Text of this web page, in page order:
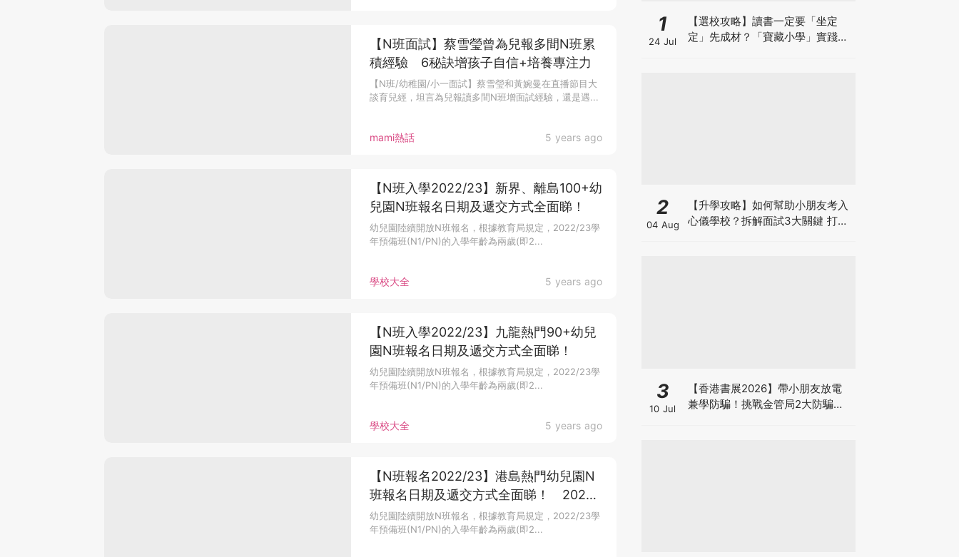
mami熱話 5 years ago
【N班面試】蔡雪瑩曾為兒報多間N班累
積經驗 6秘訣增孩子自信+培養專注力
【N班/幼稚園/小一面試】蔡雪瑩和黃婉曼在直播節目大
談育兒經，坦言為兒報讀多間N班增面試經驗，還是遇...
學校大全 5 years ago
【N班入學2022/23】新界、離島100+幼
兒園N班報名日期及遞交方式全面睇！
幼兒園陸續開放N班報名，根據教育局規定，2022/23學
年預備班(N1/PN)的入學年齡為兩歲(即2...
學校大全 5 years ago
【N班入學2022/23】九龍熱門90+幼兒
園N班報名日期及遞交方式全面睇！
幼兒園陸續開放N班報名，根據教育局規定，2022/23學
年預備班(N1/PN)的入學年齡為兩歲(即2...
【N班報名2022/23】港島熱門幼兒園N
班報名日期及遞交方式全面睇！ 2022
年年滿2歲幼兒方可報讀
幼兒園陸續開放N班報名，根據教育局規定，2022/23學
年預備班(N1/PN)的入學年齡為兩歲(即2...
1
24 Jul
【選校攻略】讀書一定要「坐定
定」先成材？「寶藏小學」實踐動
2
04 Aug
【升學攻略】如何幫助小朋友考入
心儀學校？拆解面試3大關鍵 打好
3
10 Jul
【香港書展2026】帶小朋友放電
兼學防騙！挑戰金管局2大防騙遊